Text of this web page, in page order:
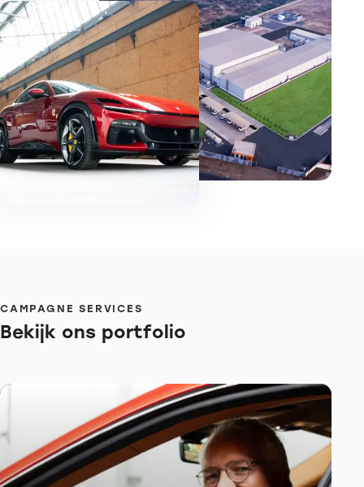
CAMPAGNE SERVICES
Bekijk ons portfolio